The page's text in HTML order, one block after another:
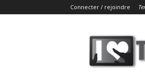
Connecter / rejoindre